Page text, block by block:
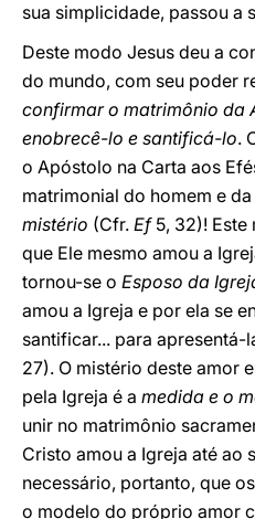
sua simplicidade, passou a
Deste modo Jesus deu a
do mundo, com seu poder
confirmar o matrimônio da
enobrecê-lo e santificá-lo.
o Apóstolo na Carta aos
matrimonial do homem e
mistério (Cfr. Ef5, 32)! Este
que Ele mesmo amou a
tornou-se o Esposo da
amou a Igreja e por ela se
santificar... para apresentá-
27). O mistério deste amor
pela Igreja é a medida e o
unir no matrimônio
Cristo amou a Igreja até ao
necessário, portanto, que
o modelo do próprio amor